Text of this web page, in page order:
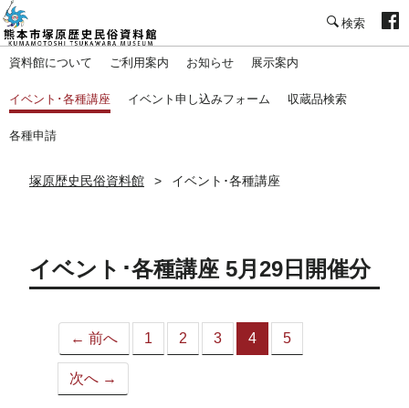
資料館について ご利用案内 お知らせ 展示案内
イベント･各種講座 イベント申し込みフォーム 収蔵品検索
各種申請
塚原歴史民俗資料館 イベント･各種講座
イベント･各種講座 5月29日開催分
← 前へ 1 2 3 4
（こ
5
次へ →